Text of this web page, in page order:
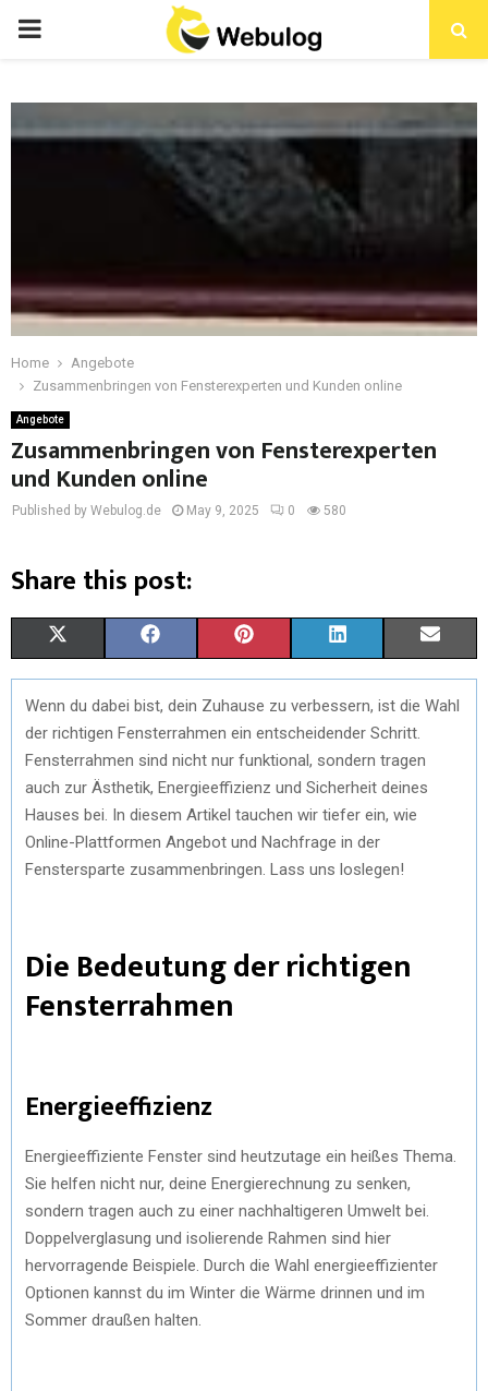
Home
Angebote
Zusammenbringen von Fensterexperten und Kunden online
Angebote
Zusammenbringen von Fensterexperten
und Kunden online
Published by Webulog.de May 9, 2025 0 580
Share this post:
(
T
W
I
T
T
A
C
E
B
O
O
I
N
T
E
R
E
I
N
K
E
D
I
M
A
Wenn du dabei bist, dein Zuhause zu verbessern, ist die Wahl
der richtigen Fensterrahmen ein entscheidender Schritt.
Fensterrahmen sind nicht nur funktional, sondern tragen
auch zur Ästhetik, Energieeffizienz und Sicherheit deines
Hauses bei. In diesem Artikel tauchen wir tiefer ein, wie
Online-Plattformen Angebot und Nachfrage in der
Fenstersparte zusammenbringen. Lass uns loslegen!
Die Bedeutung der richtigen
Fensterrahmen
Energieeffizienz
Energieeffiziente Fenster sind heutzutage ein heißes Thema.
Sie helfen nicht nur, deine Energierechnung zu senken,
sondern tragen auch zu einer nachhaltigeren Umwelt bei.
Doppelverglasung und isolierende Rahmen sind hier
hervorragende Beispiele. Durch die Wahl energieeffizienter
Optionen kannst du im Winter die Wärme drinnen und im
Sommer draußen halten.